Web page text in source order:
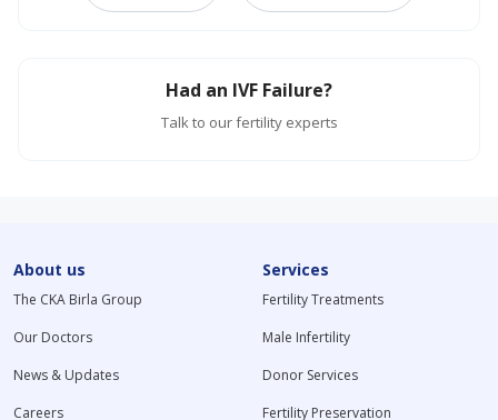
Had an IVF Failure?
Talk to our fertility experts
About us
The CKA Birla Group
Our Doctors
News & Updates
Careers
Services
Fertility Treatments
Male Infertility
Donor Services
Fertility Preservation